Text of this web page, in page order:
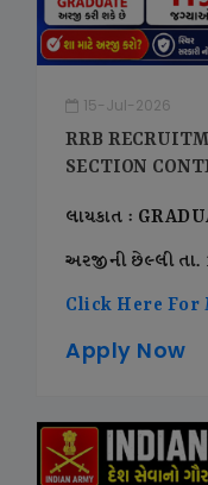
15-Jul-2026
RRB
SECTION
લાયકાત :
અરજીની છેલ્લી
Click Here For
Apply Now